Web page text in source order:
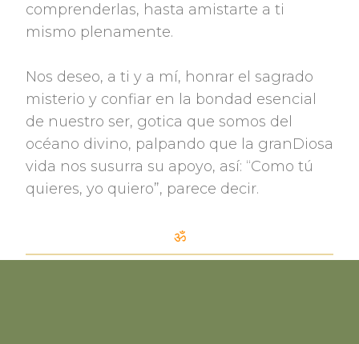
comprenderlas, hasta amistarte a ti
mismo plenamente.
Nos deseo, a ti y a mí, honrar el sagrado
misterio y confiar en la bondad esencial
de nuestro ser, gotica que somos del
océano divino, palpando que la granDiosa
vida nos susurra su apoyo, así: “Como tú
quieres, yo quiero”, parece decir.
ॐ